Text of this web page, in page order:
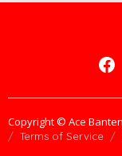
Copyright © Ace
Terms of Service